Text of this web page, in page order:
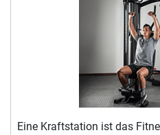
Eine Kraftstation ist das